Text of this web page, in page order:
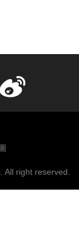
right reserved.